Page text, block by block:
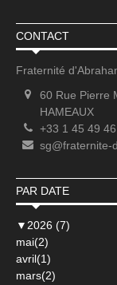
CONTACT
Fraternité
60 Rue Pierre
HAMEAUX
+33 1 45 49
sg@fraternite-
PAR DATE
▼ 2026 (7)
mai(2)
avril(1)
mars(2)